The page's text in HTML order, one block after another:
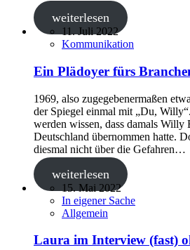
weiterlesen
11. Juli 2022
Kommunikation
Ein Plädoyer fürs
1969, also zugegebenermaßen
der Spiegel einmal mit „Du,
werden wissen, dass damals Willy
Deutschland übernommen hatte.
diesmal nicht über die Gefahren…
weiterlesen
15. Mai 2022
In eigener Sache
Allgemein
Laura im Interview (fast)